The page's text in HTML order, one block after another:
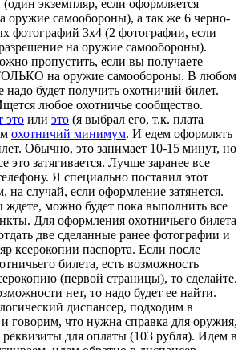
(один экземпляр, если оформляется
оружие самообороны), а так же 6 черно-
фотографий 3х4 (2 фотографии, если
на оружие самообороны).
пропустить, если вы получаете
на оружие самообороны. В любом
надо будет получить охотничий билет.
любое охотничье сообщество.
это или это (я выбрал его, т.к. плата
охотничий минимум. И едем оформлять
Обычно, это занимает 10-15 минут, но
это затягивается. Лучше заранее все
Я специально поставил этот
на случай, если оформление затянется.
ждете, можно будет пока выполнить все
Для оформления охотничьего билета
две сделанные ранее фотографии и
ксерокопии паспорта. Если после
билета, есть возможность
(первой страницы), то сделайте.
нет, то надо будет ее найти.
диспансер, подходим в
и говорим, что нужна справка для оружия,
для оплаты (103 рубля). Идем в